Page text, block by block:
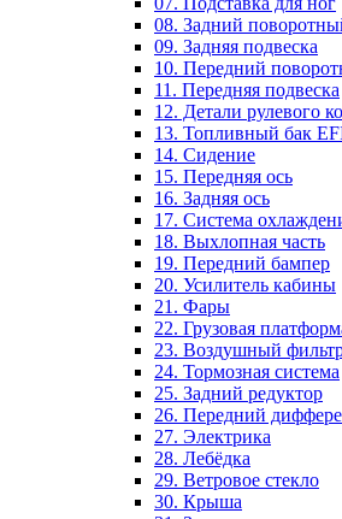
08. Задний
09. Задняя подвеска
10. Передний
11. Передняя подвеска
12. Детали рулевого
13. Топливный бак
14. Сидение
15. Передняя ось
16. Задняя ось
17. Система
18. Выхлопная часть
19. Передний бампер
20. Усилитель кабины
21. Фары
22. Грузовая
23. Воздушный
24. Тормозная система
25. Задний редуктор
26. Передний
27. Электрика
28. Лебёдка
29. Ветровое стекло
30. Крыша